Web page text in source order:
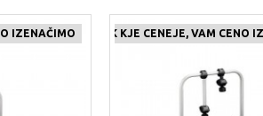
IZENAČIMO
NAJDETE IZDELEK KJE CENEJE, VAM CENO
ČE